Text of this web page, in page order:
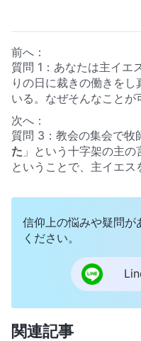
前へ：
質問 1：あなたは主イエ
りの日に裁きの働きを
いる。なぜそんなこと
を天の国に連れて行かれ
の日の裁きの働きをなさ
う？ 主を信じ、聖霊の
裁きの働きを体験して
何よりの証拠です。「 わ
さばきとについて、世
」 （ヨハネによる福音
スが復活されて天国に
に働きかけるために聖
れによって人々はすで
スの働きは贖いの働きで
次へ：
質問 3：教会の集会で牧
た 」という十字架の主
ということで、主イエス
していれば、お恵みに
時に天国に受け入れて
がお見えになる必要は
うに思えて、でも十字架
」とは何を意味する
び戻られ真理を語り人
信仰上の悩みや疑問が
ください。
関連記事